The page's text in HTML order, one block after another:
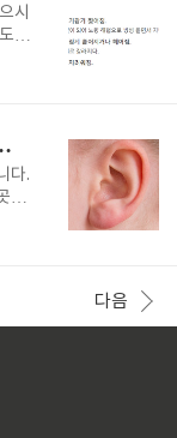
성
시
입
었
은
디? 바로 귀 뒤
다.
을
다
을
서
다음